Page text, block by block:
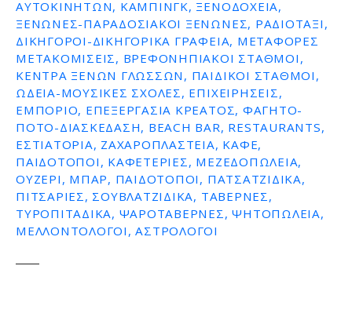
ΑΥΤΟΚΙΝΉΤΩΝ, ΚΆΜΠΙΝΓΚ, ΞΕΝΟΔΟΧΕΊΑ,
ΞΕΝΏΝΕΣ-ΠΑΡΑΔΟΣΙΑΚΟΊ ΞΕΝΏΝΕΣ, ΡΑΔΙΟΤΑΞΊ,
ΔΙΚΗΓΌΡΟΙ-ΔΙΚΗΓΟΡΙΚΆ ΓΡΑΦΕΊΑ, ΜΕΤΑΦΟΡΈΣ
ΜΕΤΑΚΟΜΊΣΕΙΣ, ΒΡΕΦΟΝΗΠΙΑΚΟΊ ΣΤΑΘΜΟΊ,
ΚΈΝΤΡΑ ΞΈΝΩΝ ΓΛΩΣΣΏΝ, ΠΑΙΔΙΚΟΊ ΣΤΑΘΜΟΊ,
ΩΔΕΊΑ-ΜΟΥΣΙΚΈΣ ΣΧΟΛΈΣ, ΕΠΙΧΕΙΡΉΣΕΙΣ,
ΕΜΠΌΡΙΟ, ΕΠΕΞΕΡΓΑΣΊΑ ΚΡΈΑΤΟΣ, ΦΑΓΗΤΌ-
ΠΟΤΌ-ΔΙΑΣΚΈΔΑΣΗ, BEACH BAR, RESTAURANTS,
ΕΣΤΙΑΤΌΡΙΑ, ΖΑΧΑΡΟΠΛΑΣΤΕΊΑ, ΚΑΦΈ,
ΠΑΙΔΌΤΟΠΟΙ, ΚΑΦΕΤΈΡΙΕΣ, ΜΕΖΕΔΟΠΩΛΕΊΑ,
ΟΥΖΕΡΊ, ΜΠΑΡ, ΠΑΙΔΌΤΟΠΟΙ, ΠΑΤΣΑΤΖΊΔΙΚΑ,
ΠΙΤΣΑΡΊΕΣ, ΣΟΥΒΛΑΤΖΊΔΙΚΑ, ΤΑΒΈΡΝΕΣ,
ΤΥΡΟΠΙΤΆΔΙΚΑ, ΨΑΡΟΤΑΒΈΡΝΕΣ, ΨΗΤΟΠΩΛΕΊΑ,
ΜΕΛΛΟΝΤΟΛΟΓΟΙ, ΑΣΤΡΟΛΌΓΟΙ